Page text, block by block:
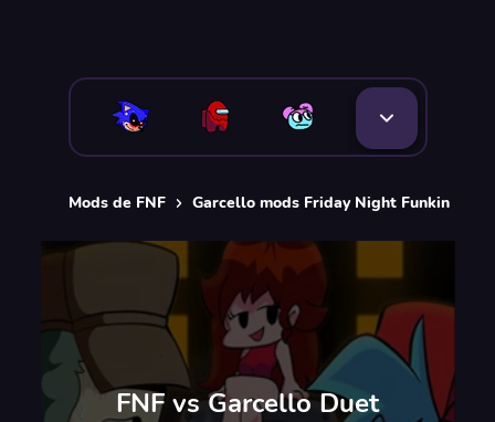
Mods de FNF Garcello mods Friday Night Funkin [FNF]
FNF vs Garcello Duet